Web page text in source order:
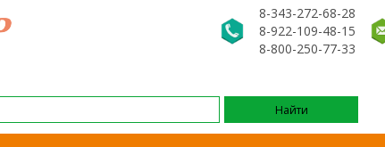
8-343-272-68-28
8-922-109-48-15
8-800-250-77-33